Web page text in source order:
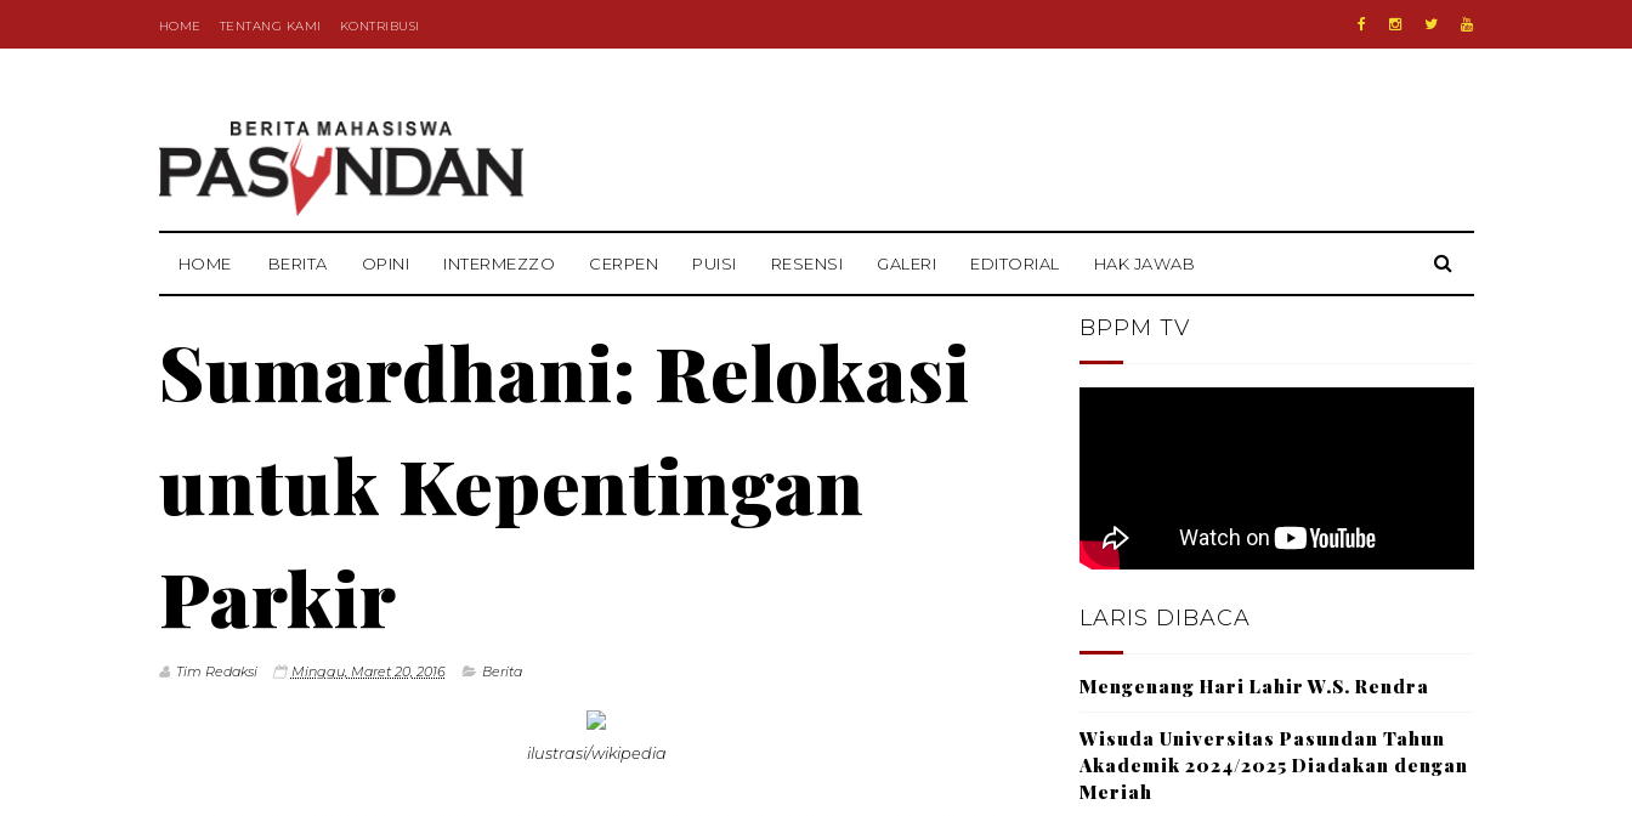
HOME TENTANG KAMI KONTRIBUSI
HOME BERITA OPINI INTERMEZZO CERPEN PUISI RESENSI GALERI EDITORIAL HAK JAWAB
Sumardhani: Relokasi
untuk Kepentingan
Parkir
Tim Redaksi Minggu, Maret 20, 2016 Berita
ilustrasi/wikipedia
BPPM TV
LARIS DIBACA
Mengenang Hari Lahir W.S. Rendra
Wisuda Universitas Pasundan Tahun
Akademik 2024/2025 Diadakan dengan
Meriah